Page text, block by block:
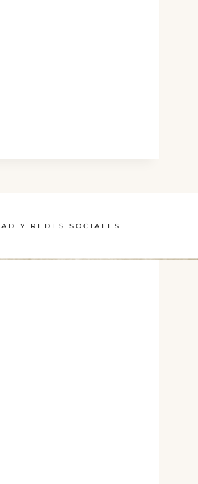
Y REDES SOCIALES